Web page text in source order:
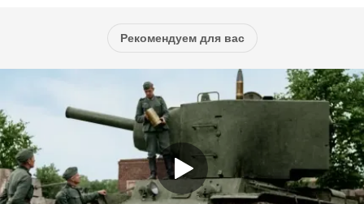
Рекомендуем для вас